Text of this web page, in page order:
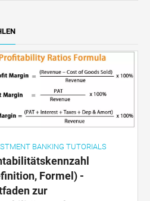
BANKING TUTORIALS
Formel) -
zur